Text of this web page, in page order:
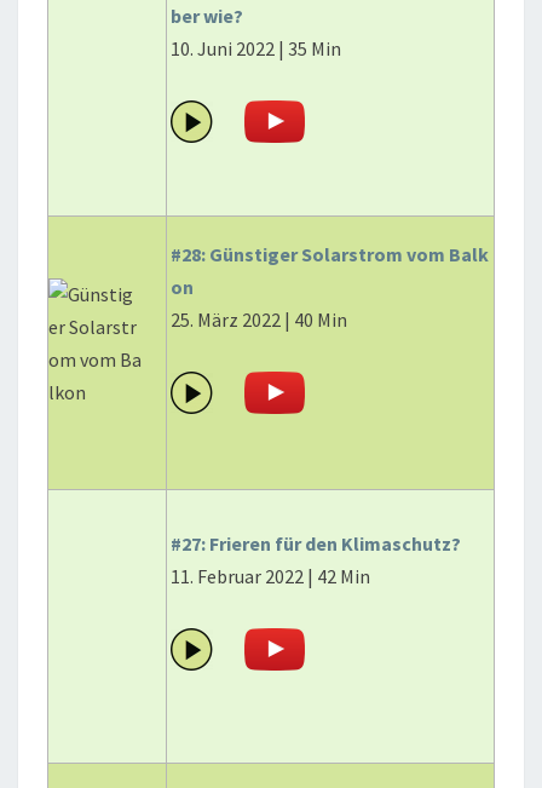
ber wie?
10. Juni 2022 | 35 Min
#28: Günstiger Solarstrom vom Balk
on
25. März 2022 | 40 Min
#27: Frieren für den Klimaschutz?
11. Februar 2022 | 42 Min